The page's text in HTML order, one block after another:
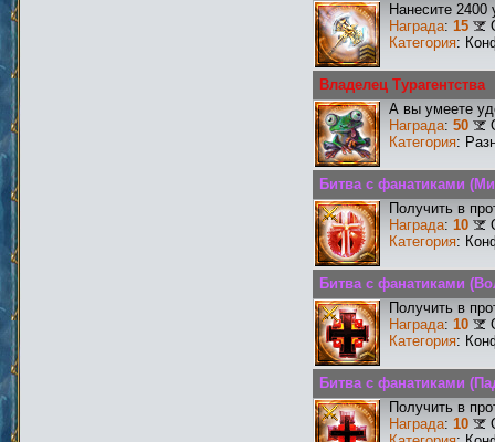
Нанесите 2400
Награда: 15
Категория:
Владелец Турагентства
А вы умеете
Награда: 50
Категория:
Битва с фанатиками
Получить в
Награда: 10
Категория:
Битва с фанатиками
Получить в
Награда: 10
Категория:
Битва с фанатиками
Получить в
Награда: 10